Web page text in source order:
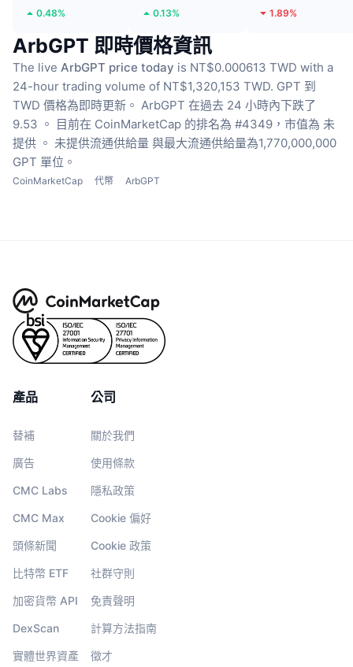
0.48% 0.13% 1.89%
ArbGPT 即時價格資訊
The live ArbGPT price today is NT$0.000613 TWD with a
24-hour trading volume of NT$1,320,153 TWD. GPT 到
TWD 價格為即時更新。 ArbGPT 在過去 24 小時內下跌了
9.53 。
目前在 CoinMarketCap 的排名為 #4349，市值為 未
提供 。 未提供流通供給量 與最大流通供給量為1,770,000,000
GPT 單位。
CoinMarketCap 代幣 ArbGPT
產品
替補
廣告
CMC Labs
CMC Max
頭條新聞
比特幣 ETF
加密貨幣 API
DexScan
實體世界資產
公司
關於我們
使用條款
隱私政策
Cookie 偏好
Cookie 政策
社群守則
免責聲明
計算方法指南
徵才